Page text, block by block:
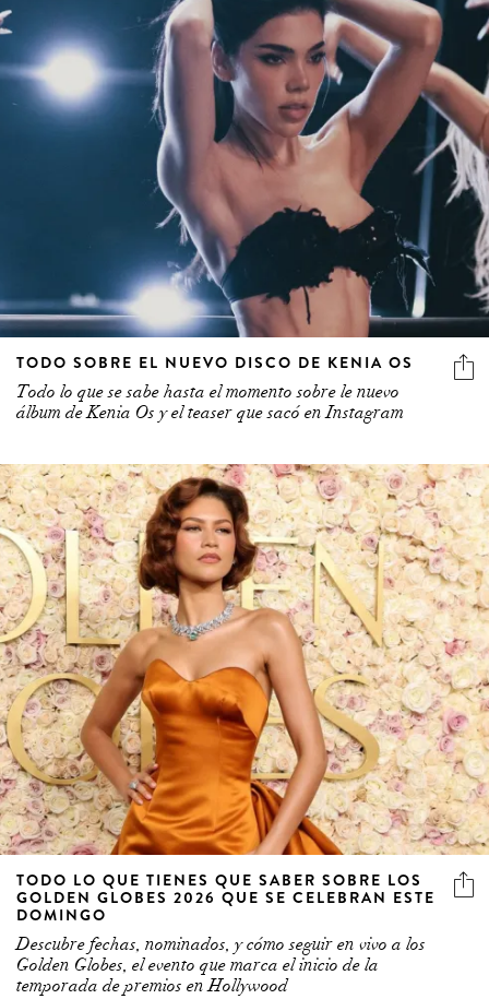
TODO SOBRE EL NUEVO DISCO DE KENIA OS
Todo lo que se sabe hasta el momento sobre le nuevo
álbum de Kenia Os y el teaser que sacó en Instagram
TODO LO QUE TIENES QUE SABER SOBRE LOS
GOLDEN GLOBES 2026 QUE SE CELEBRAN ESTE
DOMINGO
Descubre fechas, nominados, y cómo seguir en vivo a los
Golden Globes, el evento que marca el inicio de la
temporada de premios en Hollywood